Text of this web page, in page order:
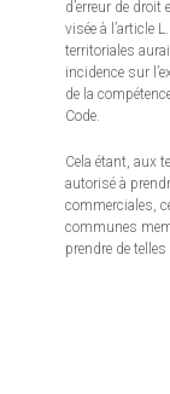
d’erreur de
visée à l’article
territoriales
incidence sur
de la
Code.
Cela étant, aux
autorisé à
commerciales,
communes
prendre de